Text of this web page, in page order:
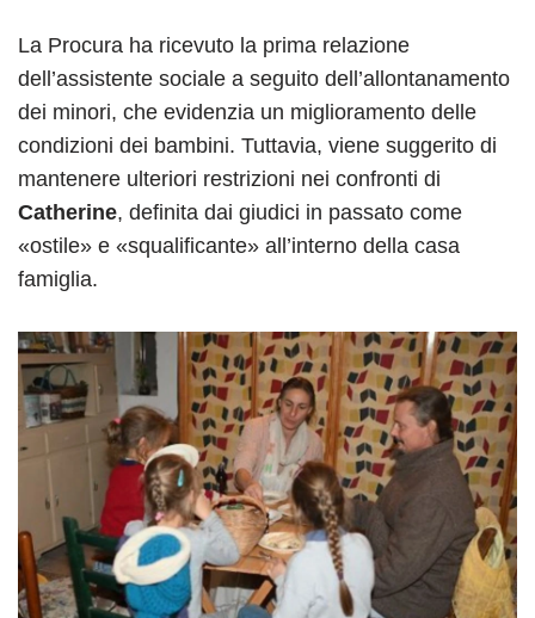
La Procura ha ricevuto la prima relazione
dell’assistente sociale a seguito dell’allontanamento
dei minori, che evidenzia un miglioramento delle
condizioni dei bambini. Tuttavia, viene suggerito di
mantenere ulteriori restrizioni nei confronti di
Catherine, definita dai giudici in passato come
«ostile» e «squalificante» all’interno della casa
famiglia.